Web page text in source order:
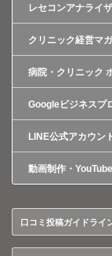
レセコンアナライ
クリニック経営マ
病院・クリニック
Googleビジネスプ
LINE公式アカウン
動画制作・
口コミ投稿ガイドライ